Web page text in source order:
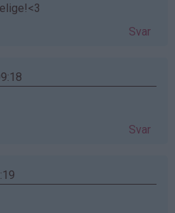
Svar
Svar